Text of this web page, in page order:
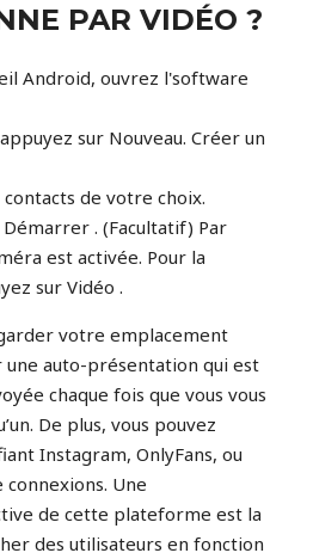
PAR VIDÉO ?
Android, ouvrez l'software
sur Nouveau. Créer un
de votre choix.
. (Facultatif) Par
est activée. Pour la
sur Vidéo .
votre emplacement
auto-présentation qui est
chaque fois que vous vous
De plus, vous pouvez
Instagram, OnlyFans, ou
Une
de cette plateforme est la
des utilisateurs en fonction